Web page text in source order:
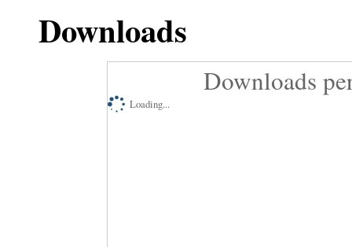
Downloads
Downloads
Loading...